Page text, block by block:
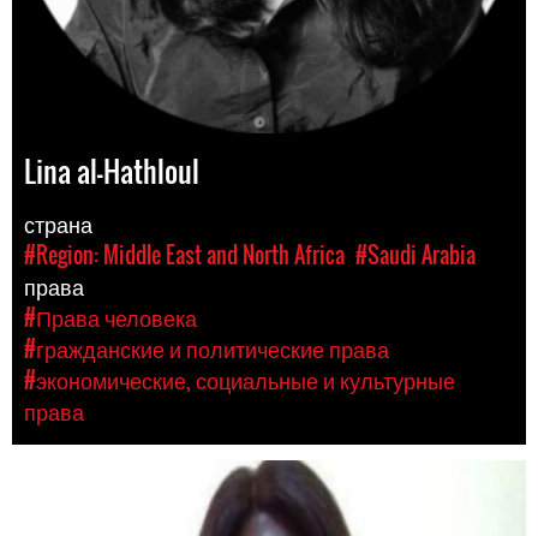
Lina al-Hathloul
страна
#Region: Middle East and North Africa #Saudi Arabia
права
#Права человека
#гражданские и политические права
#экономические, социальные и культурные
права